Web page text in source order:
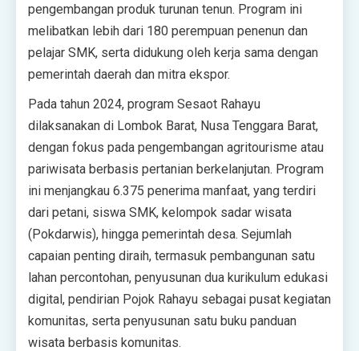
pengembangan produk turunan tenun. Program ini
melibatkan lebih dari 180 perempuan penenun dan
pelajar SMK, serta didukung oleh kerja sama dengan
pemerintah daerah dan mitra ekspor.
Pada tahun 2024, program Sesaot Rahayu
dilaksanakan di Lombok Barat, Nusa Tenggara Barat,
dengan fokus pada pengembangan agritourisme atau
pariwisata berbasis pertanian berkelanjutan. Program
ini menjangkau 6.375 penerima manfaat, yang terdiri
dari petani, siswa SMK, kelompok sadar wisata
(Pokdarwis), hingga pemerintah desa. Sejumlah
capaian penting diraih, termasuk pembangunan satu
lahan percontohan, penyusunan dua kurikulum edukasi
digital, pendirian Pojok Rahayu sebagai pusat kegiatan
komunitas, serta penyusunan satu buku panduan
wisata berbasis komunitas.